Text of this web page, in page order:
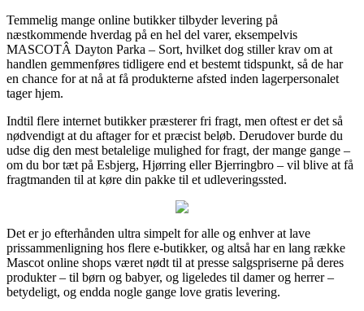
Temmelig mange online butikker tilbyder levering på
næstkommende hverdag på en hel del varer, eksempelvis
MASCOTÂ Dayton Parka – Sort, hvilket dog stiller krav om at
handlen gemmenføres tidligere end et bestemt tidspunkt, så de har
en chance for at nå at få produkterne afsted inden lagerpersonalet
tager hjem.
Indtil flere internet butikker præsterer fri fragt, men oftest er det så
nødvendigt at du aftager for et præcist beløb. Derudover burde du
udse dig den mest betalelige mulighed for fragt, der mange gange –
om du bor tæt på Esbjerg, Hjørring eller Bjerringbro – vil blive at få
fragtmanden til at køre din pakke til et udleveringssted.
Det er jo efterhånden ultra simpelt for alle og enhver at lave
prissammenligning hos flere e-butikker, og altså har en lang række
Mascot online shops været nødt til at presse salgspriserne på deres
produkter – til børn og babyer, og ligeledes til damer og herrer –
betydeligt, og endda nogle gange love gratis levering.